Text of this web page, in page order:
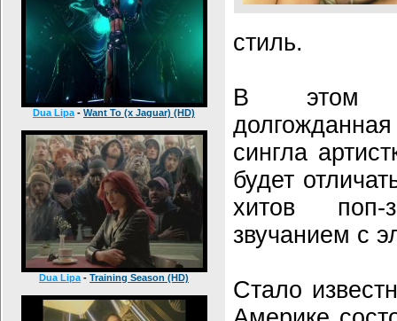
Dua Lipa - Want To (x Jaguar) (HD)
Dua Lipa - Training Season (HD)
стиль.
В этом
сингла
будет
хитов поп-
звучанием с
Стало